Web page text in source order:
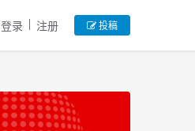
登录 注册 投稿